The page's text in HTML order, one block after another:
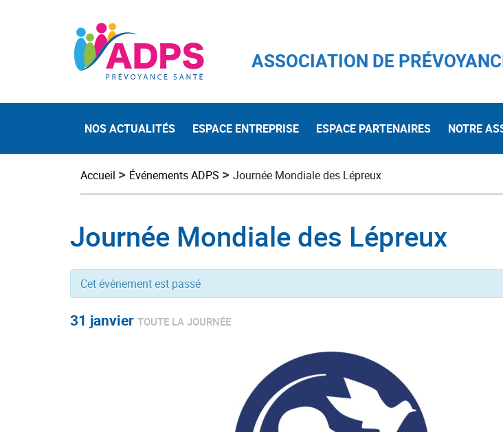
ASSOCIATION DE
NOS ACTUALITÉS ESPACE ENTREPRISE ESPACE PARTENAIRES NOTRE
Accueil > Événements ADPS > Journée Mondiale des Lépreux
Journée Mondiale des Lépreux
Cet évènement est passé
31 janvier TOUTE LA JOURNÉE